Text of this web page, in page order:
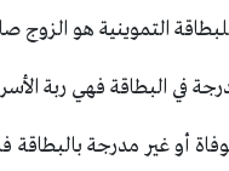
التموينية هو الزوج
في البطاقة فهي ربة
أو غير مدرجة بالبطاقة